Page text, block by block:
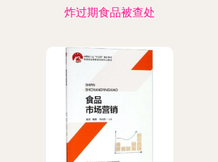
炸过期食品被查处